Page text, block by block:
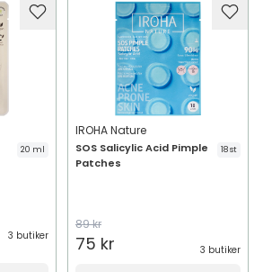
20 ml
3 butiker
IROHA Nature
SOS Salicylic Acid Pimple
Patches
18 st
89 kr
75 kr 3 butiker